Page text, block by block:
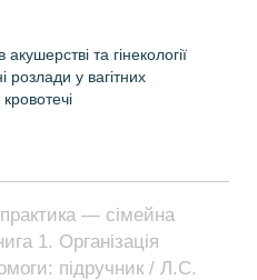
та гінекології
розлади у вагітних
— сімейна
1. Організація
підручник / Л.С.